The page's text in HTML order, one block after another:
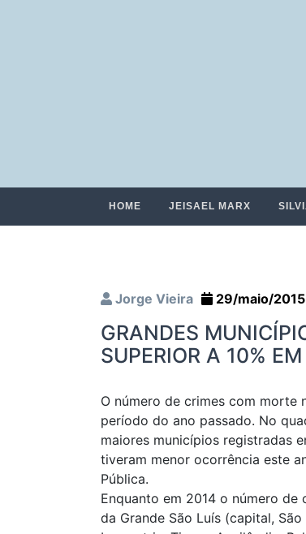
HOME JEISAEL MARX
Jorge Vieira 29/maio/2015
GRANDES
SUPERIOR A 10%
O número de crimes com morte
período do ano passado. No
maiores municípios registradas
tiveram menor ocorrência este
Pública.
Enquanto em 2014 o número
da Grande São Luís (capital,